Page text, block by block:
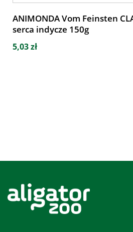
ANIMONDA Vom Feinsten
serca indycze 150g
5,03 zł